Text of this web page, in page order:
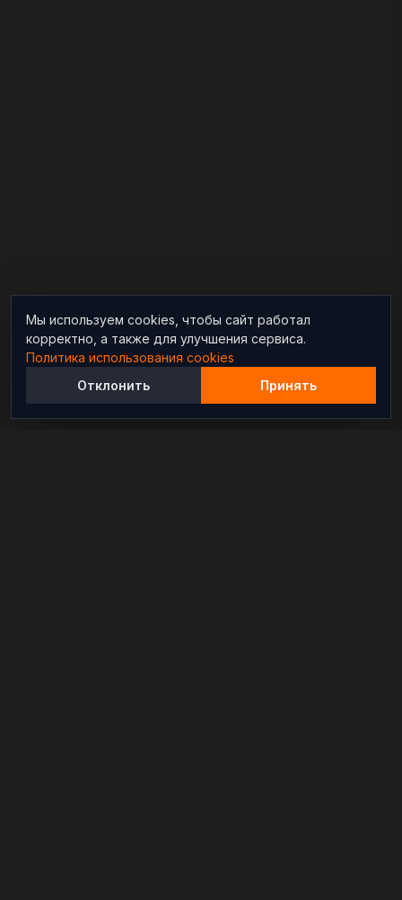
Мы используем cookies, чтобы сайт работал
корректно, а также для улучшения сервиса.
Политика использования cookies
Отклонить
Принять